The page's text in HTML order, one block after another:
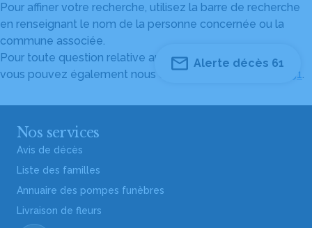
Pour affiner votre recherche, utilisez la barre de recherche
en renseignant le nom de la personne concernée ou la
commune associée.
Pour toute question relative au fonctionnement du site,
vous pouvez également nous contacter au
04 82 53 51 51.
Alerte décès 61
Nos services
Avis de décès
Liste des familles
Annuaire des pompes funèbres
Livraison de fleurs